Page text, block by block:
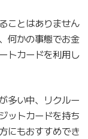
ことはありません
何かの事態でお金
トカードを利用し
多い中、リクルー
ットカードを持ち
にもおすすめでき